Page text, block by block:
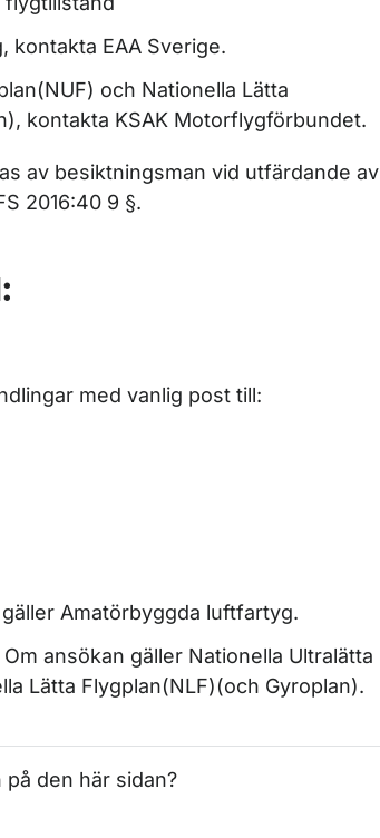
kontakta EAA Sverige.
och Nationella Lätta
kontakta KSAK Motorflygförbundet.
av besiktningsman vid utfärdande av
2016:40 9 §.
med vanlig post till:
Amatörbyggda luftfartyg.
ansökan gäller Nationella Ultralätta
Lätta Flygplan(NLF)(och Gyroplan).
den här sidan?